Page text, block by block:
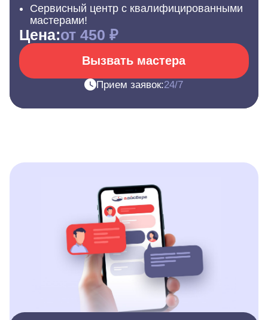
Сервисный центр с квалифицированными
мастерами!
Цена:от 450 ₽
Вызвать мастера
Прием заявок:24/7